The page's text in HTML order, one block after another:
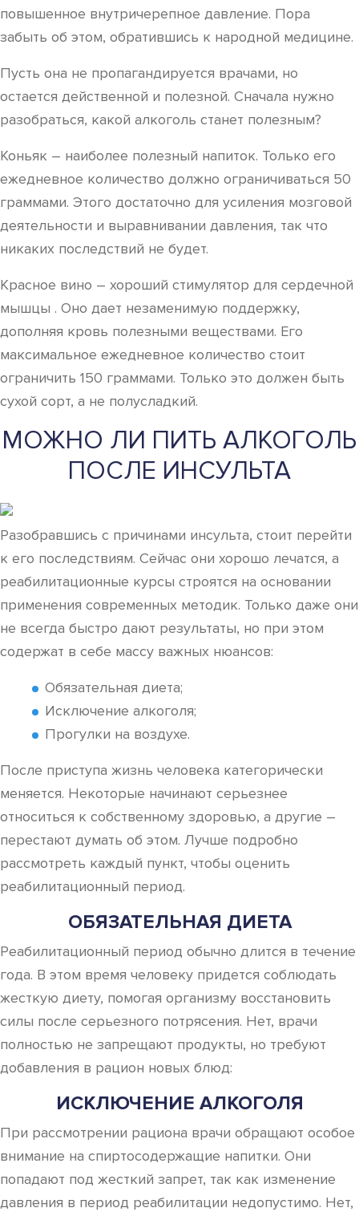
повышенное внутричерепное давление. Пора
забыть об этом, обратившись к народной медицине.
Пусть она не пропагандируется врачами, но
остается действенной и полезной. Сначала нужно
разобраться, какой алкоголь станет полезным?
Коньяк – наиболее полезный напиток. Только его
ежедневное количество должно ограничиваться 50
граммами. Этого достаточно для усиления мозговой
деятельности и выравнивании давления, так что
никаких последствий не будет.
Красное вино – хороший стимулятор для сердечной
мышцы . Оно дает незаменимую поддержку,
дополняя кровь полезными веществами. Его
максимальное ежедневное количество стоит
ограничить 150 граммами. Только это должен быть
сухой сорт, а не полусладкий.
МОЖНО ЛИ ПИТЬ АЛКОГОЛЬ
ПОСЛЕ ИНСУЛЬТА
Разобравшись с причинами инсульта, стоит перейти
к его последствиям. Сейчас они хорошо лечатся, а
реабилитационные курсы строятся на основании
применения современных методик. Только даже они
не всегда быстро дают результаты, но при этом
содержат в себе массу важных нюансов:
Обязательная диета;
Исключение алкоголя;
Прогулки на воздухе.
После приступа жизнь человека категорически
меняется. Некоторые начинают серьезнее
относиться к собственному здоровью, а другие –
перестают думать об этом. Лучше подробно
рассмотреть каждый пункт, чтобы оценить
реабилитационный период.
ОБЯЗАТЕЛЬНАЯ ДИЕТА
Реабилитационный период обычно длится в течение
года. В этом время человеку придется соблюдать
жесткую диету, помогая организму восстановить
силы после серьезного потрясения. Нет, врачи
полностью не запрещают продукты, но требуют
добавления в рацион новых блюд:
ИСКЛЮЧЕНИЕ АЛКОГОЛЯ
При рассмотрении рациона врачи обращают особое
внимание на спиртосодержащие напитки. Они
попадают под жесткий запрет, так как изменение
давления в период реабилитации недопустимо. Нет,